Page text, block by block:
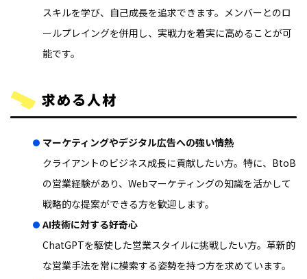
スキルを学び、自己成長を追求できます。メンバーとのロ
ールプレイングを併用し、実戦力を着実に高めることが可
能です。
求める人材
マーケティングやデジタル広告への強い情熱
クライアントのビジネス成長に貢献したい方。特に、BtoB
の営業経験があり、Webマーケティングの知識を活かして
戦略的な提案ができる方を歓迎します。
AI技術に対する好奇心
ChatGPTを駆使した営業スタイルに挑戦したい方。革新的
な営業手法を常に模索する姿勢を持つ方を求めています。